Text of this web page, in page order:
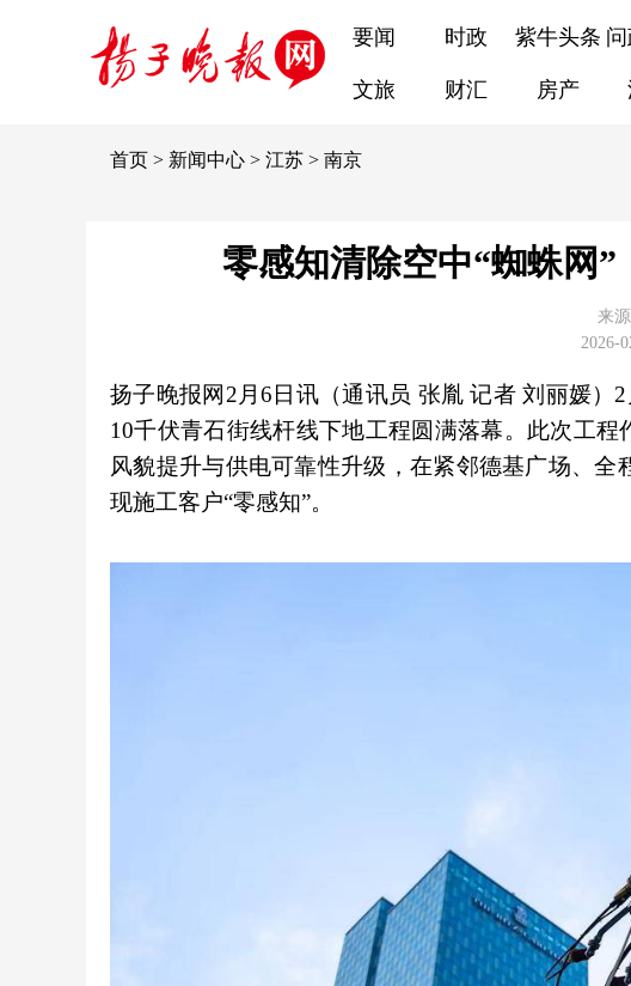
要闻 时政 紫牛头条
文旅 财汇 房产
首页 > 新闻中心 > 江苏 > 南京
零感知清除空中“蜘蛛网
来源
2026-
扬子晚报网2月6日讯（通讯员 张胤 记者 刘丽媛）
10千伏青石街线杆线下地工程圆满落幕。此次工
风貌提升与供电可靠性升级，在紧邻德基广场、
现施工客户“零感知”。